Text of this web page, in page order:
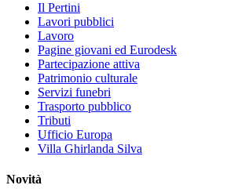
Il Pertini
Lavori pubblici
Lavoro
Pagine giovani ed Eurodesk
Partecipazione attiva
Patrimonio culturale
Servizi funebri
Trasporto pubblico
Tributi
Ufficio Europa
Villa Ghirlanda Silva
Novità